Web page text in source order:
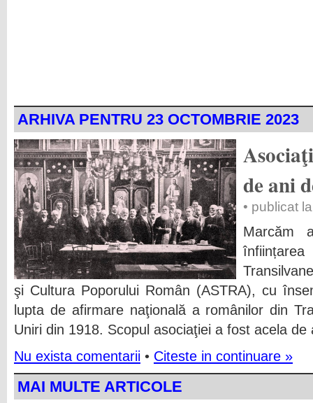
ARHIVA PENTRU 23 OCTOMBRIE 2023
de ani
• publicat
Marcăm
şi Cultura Poporului Român (ASTRA), cu
lupta de afirmare naţională a românilor din
Uniri din 1918. Scopul asociaţiei a fost acela
Nu exista comentarii • Citeste in continuare »
MAI MULTE ARTICOLE